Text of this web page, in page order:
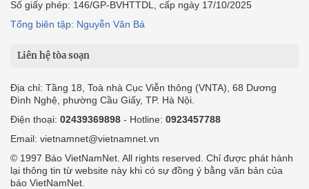
Số giấy phép: 146/GP-BVHTTDL, cấp ngày 17/10/2025
Tổng biên tập: Nguyễn Văn Bá
Liên hệ tòa soạn
Địa chỉ: Tầng 18, Toà nhà Cục Viễn thông (VNTA), 68 Dương
Đình Nghệ, phường Cầu Giấy, TP. Hà Nội.
Điện thoại: 02439369898 - Hotline: 0923457788
Email: vietnamnet@vietnamnet.vn
© 1997 Báo VietNamNet. All rights reserved. Chỉ được phát hành
lại thông tin từ website này khi có sự đồng ý bằng văn bản của
báo VietNamNet.